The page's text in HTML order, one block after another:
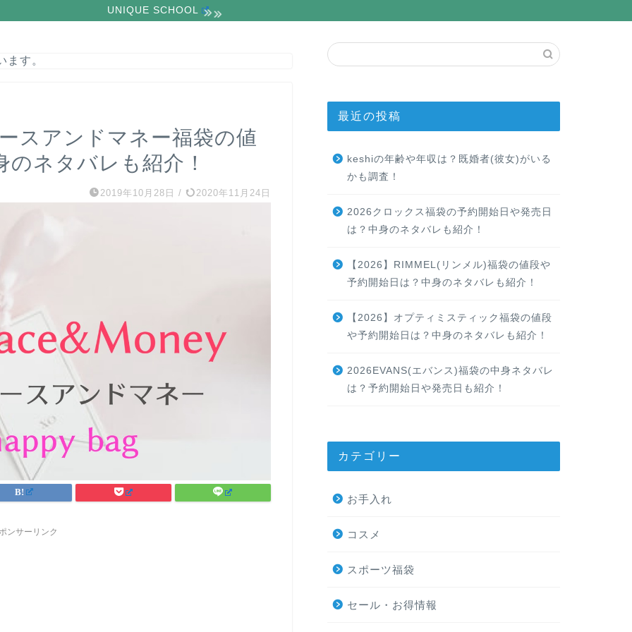
UNIQUE SCHOOL
す。
スアンドマネー福袋の値
ネタバレも紹介！
2019年10月28日 / 2020年11月24日
ンサーリンク
最近の投稿
keshiの年齢や年収は？既婚者(彼女)がいる
かも調査！
2026クロックス福袋の予約開始日や発売日
は？中身のネタバレも紹介！
【2026】RIMMEL(リンメル)福袋の値段や
予約開始日は？中身のネタバレも紹介！
【2026】オプティミスティック福袋の値段
や予約開始日は？中身のネタバレも紹介！
2026EVANS(エバンス)福袋の中身ネタバレ
は？予約開始日や発売日も紹介！
カテゴリー
お手入れ
コスメ
スポーツ福袋
セール・お得情報